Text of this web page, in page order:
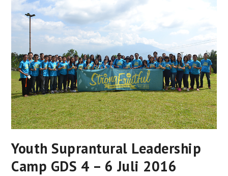
Youth Suprantural Leadership
Camp GDS 4 – 6 Juli 2016